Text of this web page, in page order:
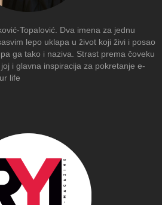
Topalović. Dva imena za jednu
lepo uklapa u život koji živi i posao
ga tako i naziva. Strast prema čoveku
i glavna inspiracija za pokretanje e-
life